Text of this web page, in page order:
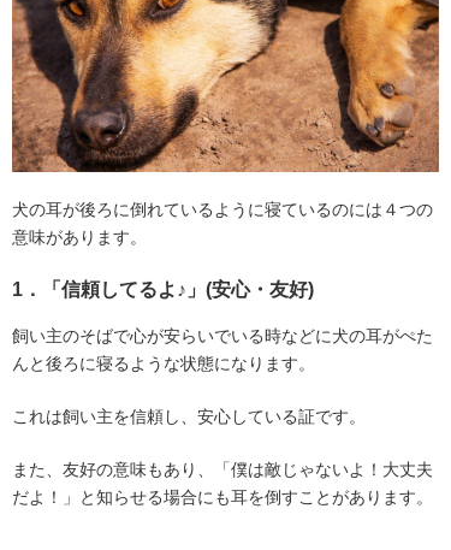
犬の耳が後ろに倒れているように寝ているのには４つの
意味があります。
1．「信頼してるよ♪」(安心・友好)
飼い主のそばで心が安らいでいる時などに犬の耳がぺた
んと後ろに寝るような状態になります。
これは飼い主を信頼し、安心している証です。
また、友好の意味もあり、「僕は敵じゃないよ！大丈夫
だよ！」と知らせる場合にも耳を倒すことがあります。